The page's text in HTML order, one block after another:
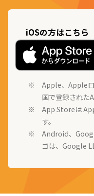
iOSの方はこちら
Apple、Apple
国で登録された
App Storeは
す。
Android、
ゴは、Google